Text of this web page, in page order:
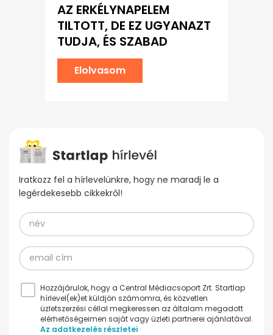
AZ ERKÉLYNAPELEM
TILTOTT, DE EZ UGYANAZT
TUDJA, ÉS SZABAD
Elolvasom
Iratkozz fel a hírlevelünkre, hogy ne maradj le a
legérdekesebb cikkekről!
Hozzájárulok, hogy a Central Médiacsoport Zrt. Startlap
hírlevel(ek)et küldjön számomra, és közvetlen
üzletszerzési céllal megkeressen az általam megadott
elérhetőségeimen saját vagy üzleti partnerei ajánlatával.
Az adatkezelés részletei